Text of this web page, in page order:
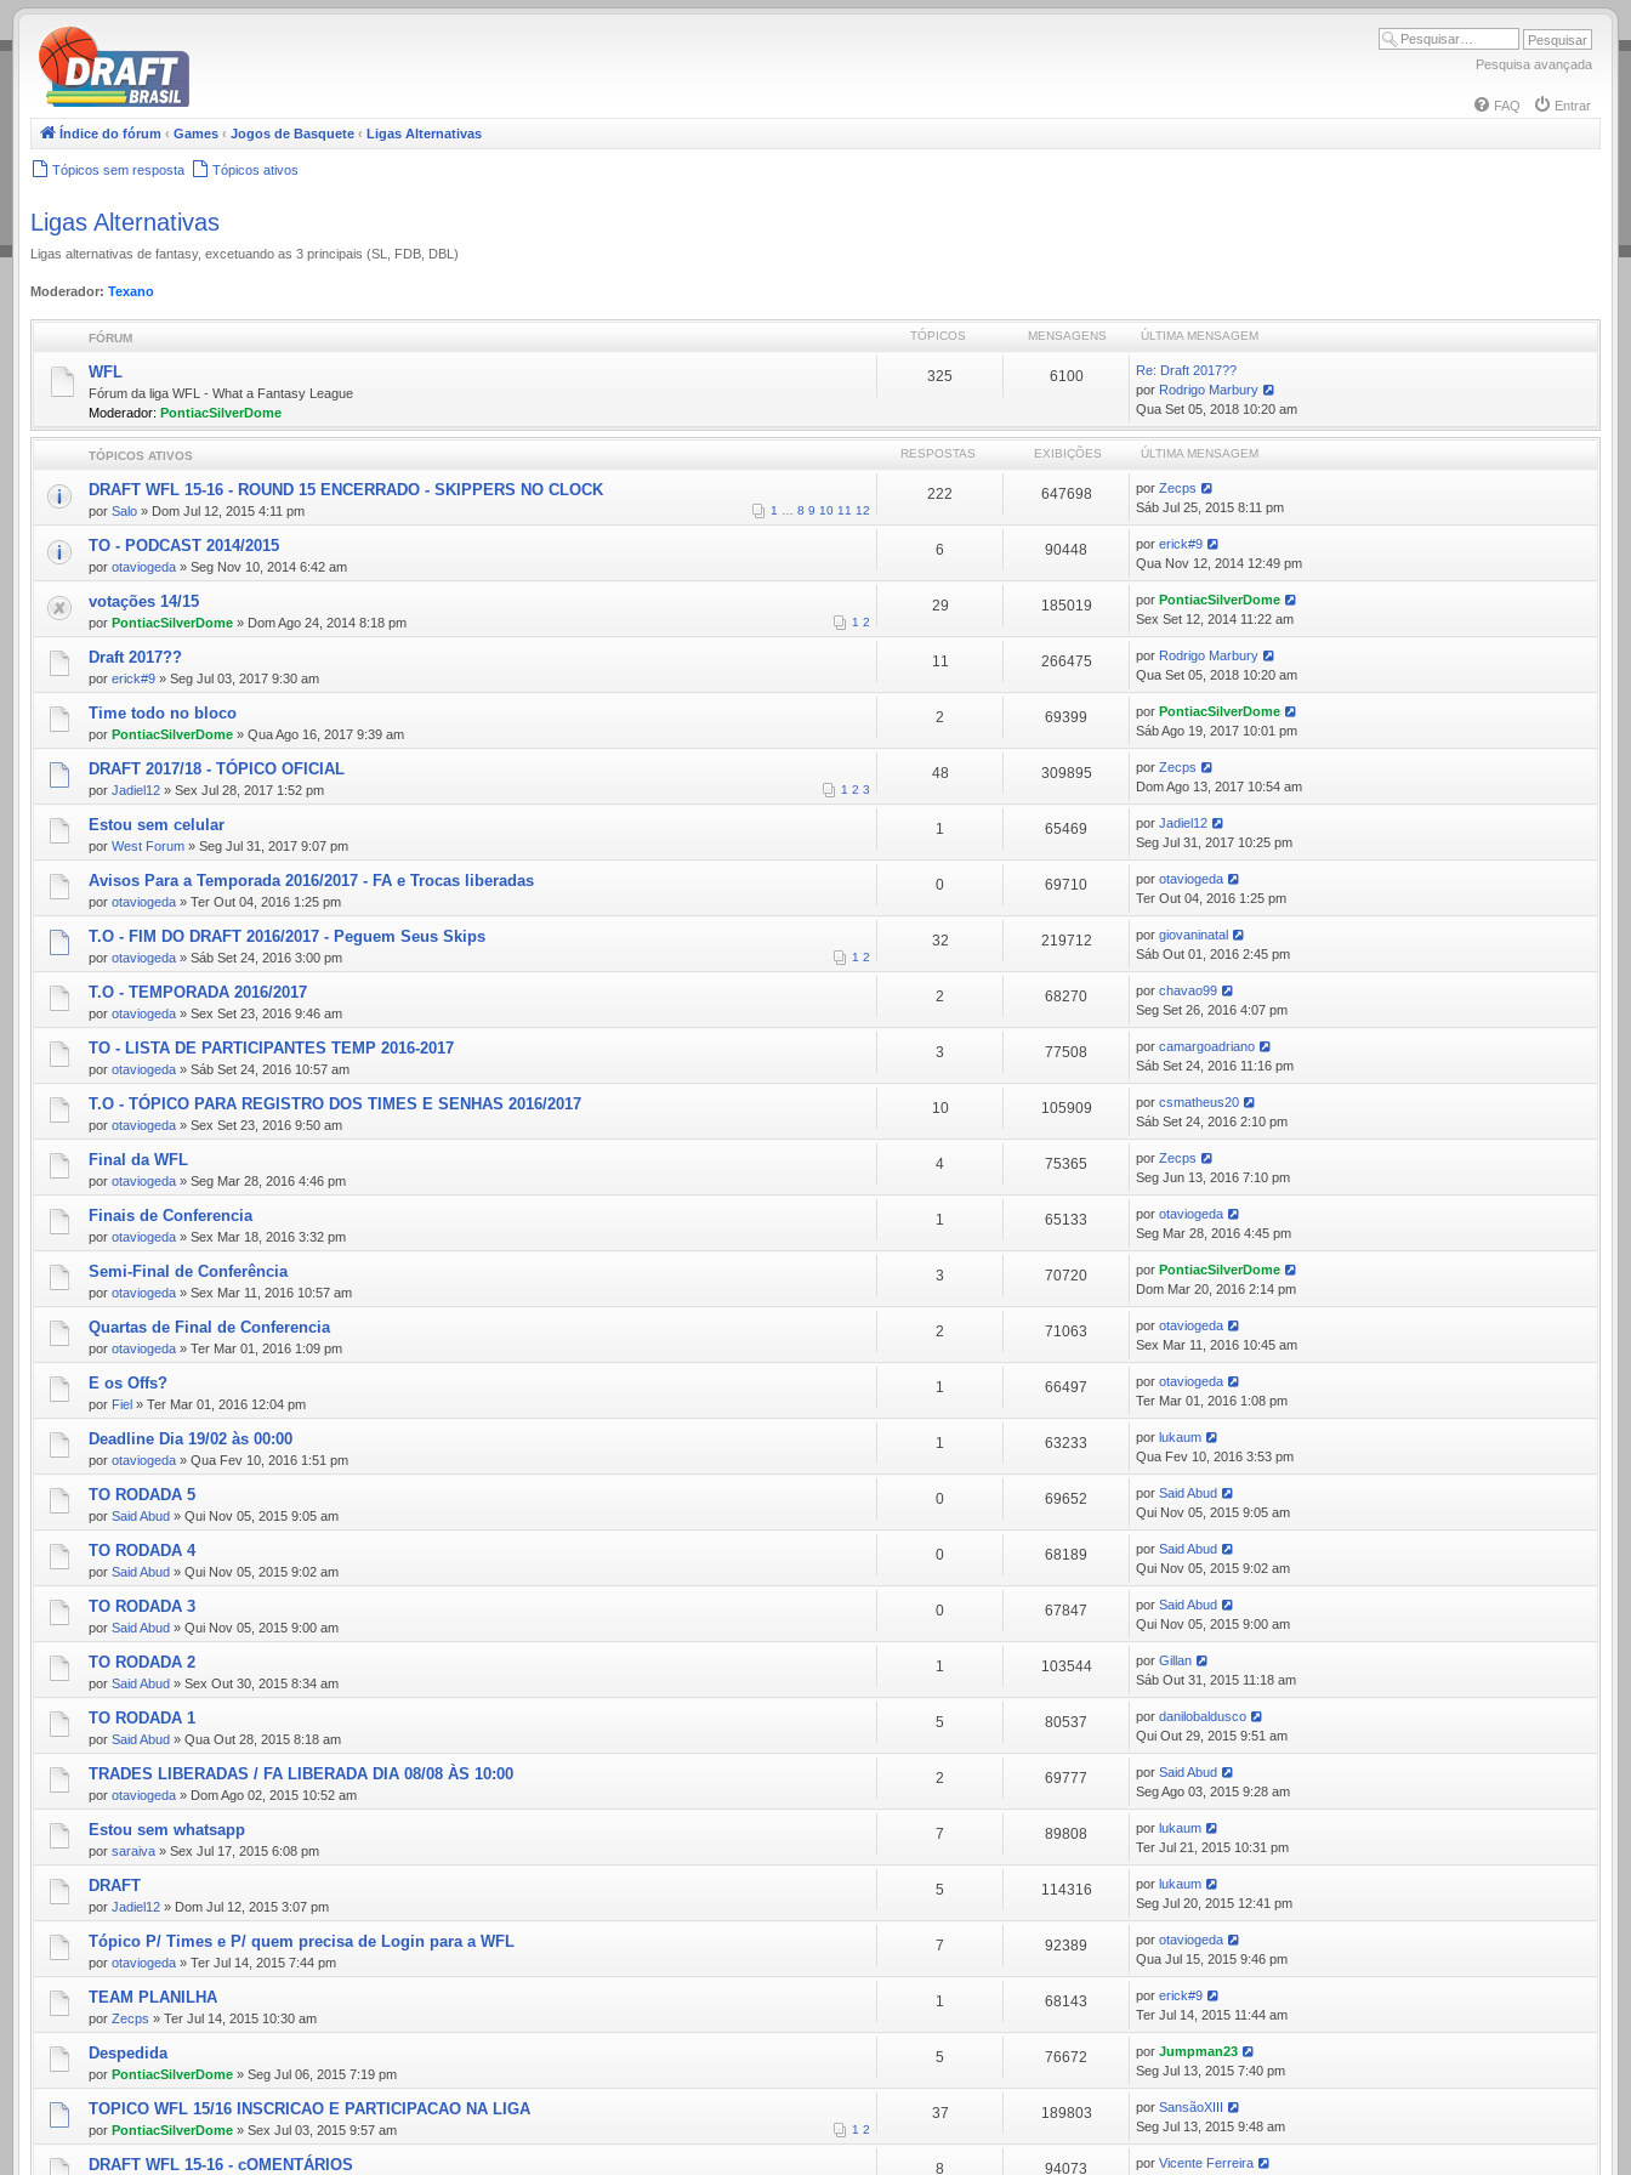
.
Pesquisa avançada
FAQ
Entrar
Índice do fórum ‹ Games ‹ Jogos de Basquete ‹ Ligas Alternativas
Tópicos sem resposta Tópicos ativos
Ligas Alternativas
Ligas alternativas de fantasy, excetuando as 3 principais (SL, FDB, DBL)
Moderador: Texano
FÓRUM TÓPICOS MENSAGENS ÚLTIMA MENSAGEM
WFL
Fórum da liga WFL - What a Fantasy League
Moderador: PontiacSilverDome
325 6100
Re: Draft 2017??
por Rodrigo Marbury
Ver
última
mensagem
Qua Set 05, 2018 10:20 am
TÓPICOS ATIVOS RESPOSTAS EXIBIÇÕES ÚLTIMA MENSAGEM
DRAFT WFL 15-16 - ROUND 15 ENCERRADO - SKIPPERS NO CLOCK
por Salo » Dom Jul 12, 2015 4:11 pm 1 8 9 10 11 12
222 647698 porZecps
Sáb Jul 25, 2015 8:11 pm
TO - PODCAST 2014/2015
por otaviogeda » Seg Nov 10, 2014 6:42 am
6 90448 porerick#9
Qua Nov 12, 2014 12:49 pm
votações 14/15
por PontiacSilverDome » Dom Ago 24, 2014 8:18 pm 1 2
29 185019 porPontiacSilverDome
Sex Set 12, 2014 11:22 am
Draft 2017??
por erick#9 » Seg Jul 03, 2017 9:30 am
11 266475 por Rodrigo Marbury
Qua Set 05, 2018 10:20 am
Time todo no bloco
por PontiacSilverDome » Qua Ago 16, 2017 9:39 am
2 69399 porPontiacSilverDome
Sáb Ago 19, 2017 10:01 pm
DRAFT 2017/18 - TÓPICO OFICIAL
por Jadiel12 » Sex Jul 28, 2017 1:52 pm 1 2 3
48 309895 porZecps
Dom Ago 13, 2017 10:54 am
Estou sem celular
por West Forum » Seg Jul 31, 2017 9:07 pm
1 65469 porJadiel12
Seg Jul 31, 2017 10:25 pm
Avisos Para a Temporada 2016/2017 - FA e Trocas liberadas
por otaviogeda » Ter Out 04, 2016 1:25 pm
0 69710 porotaviogeda
Ter Out 04, 2016 1:25 pm
T.O - FIM DO DRAFT 2016/2017 - Peguem Seus Skips
por otaviogeda » Sáb Set 24, 2016 3:00 pm 1 2
32 219712 porgiovaninatal
Sáb Out 01, 2016 2:45 pm
T.O - TEMPORADA 2016/2017
por otaviogeda » Sex Set 23, 2016 9:46 am
2 68270 porchavao99
Seg Set 26, 2016 4:07 pm
TO - LISTA DE PARTICIPANTES TEMP 2016-2017
por otaviogeda » Sáb Set 24, 2016 10:57 am
3 77508 porcamargoadriano
Sáb Set 24, 2016 11:16 pm
T.O - TÓPICO PARA REGISTRO DOS TIMES E SENHAS 2016/2017
por otaviogeda » Sex Set 23, 2016 9:50 am
10 105909 porcsmatheus20
Sáb Set 24, 2016 2:10 pm
Final da WFL
por otaviogeda » Seg Mar 28, 2016 4:46 pm
4 75365 porZecps
Seg Jun 13, 2016 7:10 pm
Finais de Conferencia
por otaviogeda » Sex Mar 18, 2016 3:32 pm
1 65133 porotaviogeda
Seg Mar 28, 2016 4:45 pm
Semi-Final de Conferência
por otaviogeda » Sex Mar 11, 2016 10:57 am
3 70720 porPontiacSilverDome
Dom Mar 20, 2016 2:14 pm
Quartas de Final de Conferencia
por otaviogeda » Ter Mar 01, 2016 1:09 pm
2 71063 porotaviogeda
Sex Mar 11, 2016 10:45 am
E os Offs?
por Fiel » Ter Mar 01, 2016 12:04 pm
1 66497 porotaviogeda
Ter Mar 01, 2016 1:08 pm
Deadline Dia 19/02 às 00:00
por otaviogeda » Qua Fev 10, 2016 1:51 pm
1 63233 porlukaum
Qua Fev 10, 2016 3:53 pm
TO RODADA 5
por Said Abud » Qui Nov 05, 2015 9:05 am
0 69652 porSaid Abud
Qui Nov 05, 2015 9:05 am
TO RODADA 4
por Said Abud » Qui Nov 05, 2015 9:02 am
0 68189 porSaid Abud
Qui Nov 05, 2015 9:02 am
TO RODADA 3
por Said Abud » Qui Nov 05, 2015 9:00 am
0 67847 porSaid Abud
Qui Nov 05, 2015 9:00 am
TO RODADA 2
por Said Abud » Sex Out 30, 2015 8:34 am
1 103544 porGillan
Sáb Out 31, 2015 11:18 am
TO RODADA 1
por Said Abud » Qua Out 28, 2015 8:18 am
5 80537 pordanilobaldusco
Qui Out 29, 2015 9:51 am
TRADES LIBERADAS / FA LIBERADA DIA 08/08 ÀS 10:00
por otaviogeda » Dom Ago 02, 2015 10:52 am
2 69777 porSaid Abud
Seg Ago 03, 2015 9:28 am
Estou sem whatsapp
por saraiva » Sex Jul 17, 2015 6:08 pm
7 89808 porlukaum
Ter Jul 21, 2015 10:31 pm
DRAFT
por Jadiel12 » Dom Jul 12, 2015 3:07 pm
5 114316 porlukaum
Seg Jul 20, 2015 12:41 pm
Tópico P/ Times e P/ quem precisa de Login para a WFL
por otaviogeda » Ter Jul 14, 2015 7:44 pm
7 92389 porotaviogeda
Qua Jul 15, 2015 9:46 pm
TEAM PLANILHA
por Zecps » Ter Jul 14, 2015 10:30 am
1 68143 porerick#9
Ter Jul 14, 2015 11:44 am
Despedida
por PontiacSilverDome » Seg Jul 06, 2015 7:19 pm
5 76672 porJumpman23
Seg Jul 13, 2015 7:40 pm
TOPICO WFL 15/16 INSCRICAO E PARTICIPACAO NA LIGA
por PontiacSilverDome » Sex Jul 03, 2015 9:57 am 1 2
37 189803 porSansãoXIII
Seg Jul 13, 2015 9:48 am
DRAFT WFL 15-16 - cOMENTÁRIOS 8 94073 porVicente Ferreira